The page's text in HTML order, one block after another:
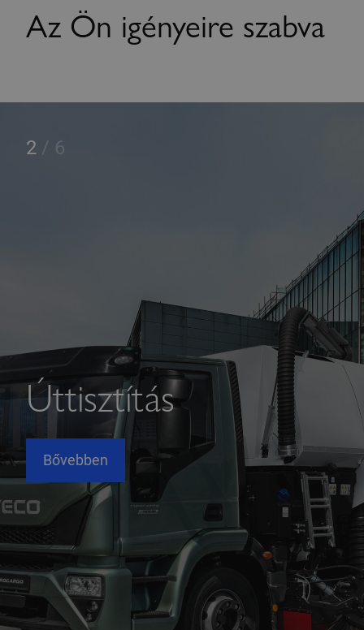
Az Ön igényeire szabva
Úttisztítás
Bővebben
2 / 6